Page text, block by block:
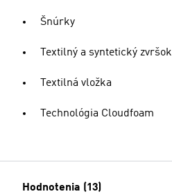
Šnúrky
Textilný a syntetický zvršok
Textilná vložka
Technológia Cloudfoam
Hodnotenia (13)